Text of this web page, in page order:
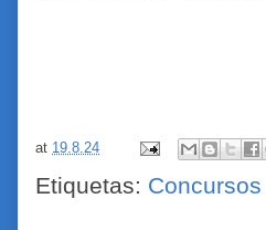
at 19.8.24
Etiquetas: Concursos